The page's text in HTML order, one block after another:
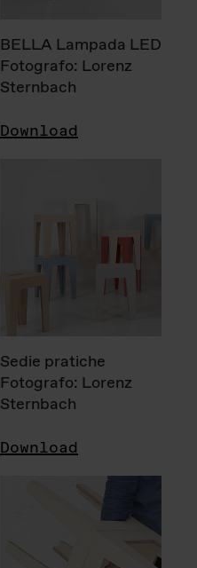
BELLA Lampada LED
Fotografo: Lorenz
Sternbach
Download
Sedie pratiche
Fotografo: Lorenz
Sternbach
Download